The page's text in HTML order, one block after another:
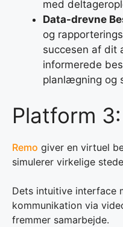
med
Data-drevne
og
succesen af dit
informerede
planlægning og
Platform
Remo giver en virtuel
simulerer virkelige
Dets intuitive interface
kommunikation via
fremmer samarbejde.